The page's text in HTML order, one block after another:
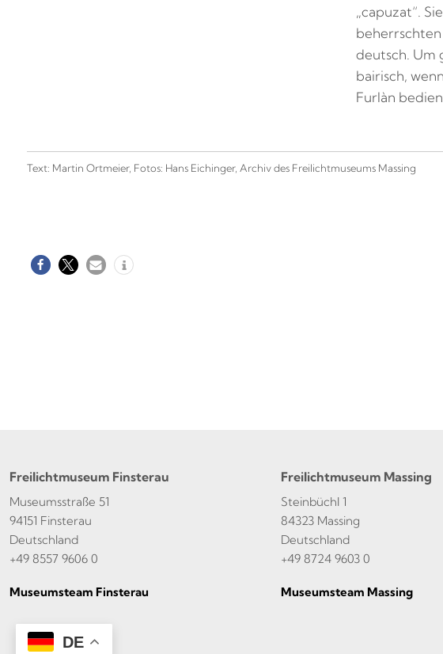
„capuzat“.
deutsch. Um
bairisch,
Furlàn
Text: Martin Ortmeier, Fotos: Hans Eichinger, Archiv des Freilichtmuseums Massing
Freilichtmuseum Finsterau
Museumsstraße 51
94151 Finsterau
Deutschland
+49 8557 9606 0
Museumsteam Finsterau
Freilichtmuseum Massing
Steinbüchl 1
84323 Massing
Deutschland
+49 8724 9603 0
Museumsteam Massing
DE